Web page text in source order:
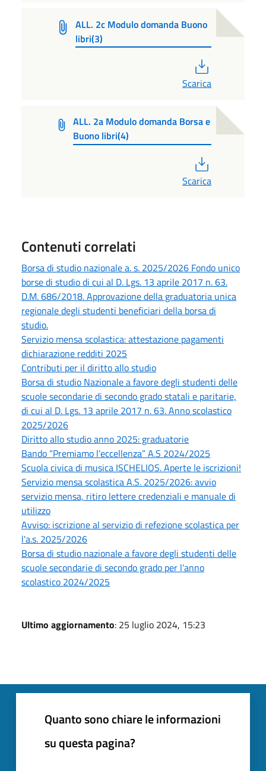
ALL. 2c Modulo domanda Buono
libri(3)
Scarica
ALL. 2a Modulo domanda Borsa e
Buono libri(4)
Scarica
Contenuti correlati
Borsa di studio nazionale a. s. 2025/2026 Fondo unico
borse di studio di cui al D. Lgs. 13 aprile 2017 n. 63.
D.M. 686/2018. Approvazione della graduatoria unica
regionale degli studenti beneficiari della borsa di
studio.
Servizio mensa scolastica: attestazione pagamenti
dichiarazione redditi 2025
Contributi per il diritto allo studio
Borsa di studio Nazionale a favore degli studenti delle
scuole secondarie di secondo grado statali e paritarie,
di cui al D. Lgs. 13 aprile 2017 n. 63. Anno scolastico
2025/2026
Diritto allo studio anno 2025: graduatorie
Bando “Premiamo l’eccellenza” A.S 2024/2025
Scuola civica di musica ISCHELIOS. Aperte le iscrizioni!
Servizio mensa scolastica A.S. 2025/2026: avvio
servizio mensa, ritiro lettere credenziali e manuale di
utilizzo
Avviso: iscrizione al servizio di refezione scolastica per
l'a.s. 2025/2026
Borsa di studio nazionale a favore degli studenti delle
scuole secondarie di secondo grado per l’anno
scolastico 2024/2025
Ultimo aggiornamento: 25 luglio 2024, 15:23
Quanto sono chiare le informazioni
su questa pagina?